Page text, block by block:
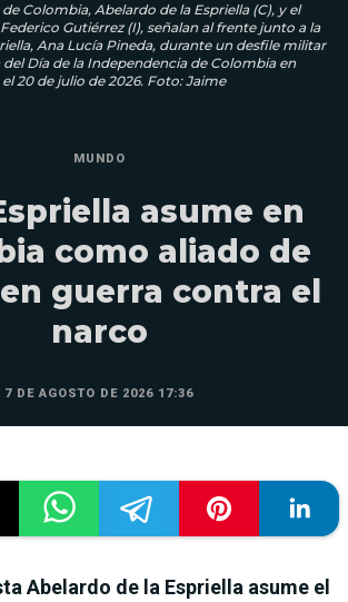
Colombia, Abelardo de la Espriella (C), y el
Gutiérrez (I), señalan al frente junto a la
Ana Lucía Pineda, durante un desfile militar
Día de la Independencia de Colombia en
20 de julio de 2026. Foto: Jaime
MUNDO
asume en
como aliado de
guerra contra el
narco
7 DE AGOSTO DE 2026 17:36
Abelardo de la Espriella asume el